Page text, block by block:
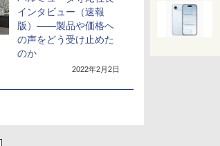
インタビュー（速報
版）――製品や価格へ
の声をどう受け止めた
のか
2022年2月2日